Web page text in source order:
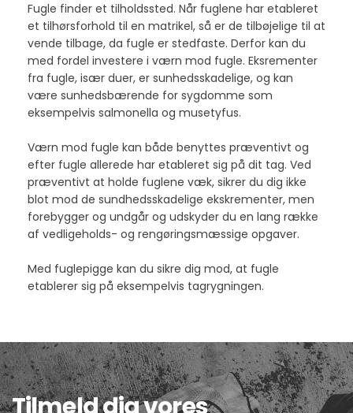
Fugle finder et tilholdssted. Når fuglene har etableret
et tilhørsforhold til en matrikel, så er de tilbøjelige til at
vende tilbage, da fugle er stedfaste. Derfor kan du
med fordel investere i værn mod fugle. Eksrementer
fra fugle, især duer, er sunhedsskadelige, og kan
være sunhedsbærende for sygdomme som
eksempelvis salmonella og musetyfus.
Værn mod fugle kan både benyttes præventivt og
efter fugle allerede har etableret sig på dit tag. Ved
præventivt at holde fuglene væk, sikrer du dig ikke
blot mod de sundhedsskadelige ekskrementer, men
forebygger og undgår og udskyder du en lang række
af vedligeholds- og rengøringsmæssige opgaver.
Med fuglepigge kan du sikre dig mod, at fugle
etablerer sig på eksempelvis tagrygningen.